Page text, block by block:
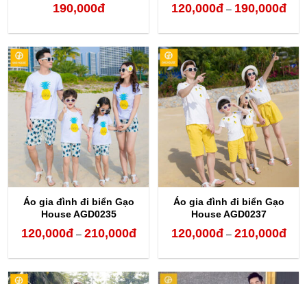
190,000đ 120,000đ – 190,000đ
từ
đến
Áo gia đình đi biển Gạo
House AGD0235
120,000đ – 210,000đKhoảng
từ
Áo gia đình đi biển Gạo
House AGD0237
120,000đ – 210,000đ
từ